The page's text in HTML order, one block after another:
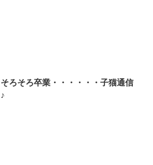
そろそろ卒業・・・・・・子猫通信
♪